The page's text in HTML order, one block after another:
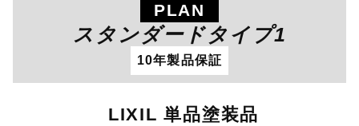
PLAN
スタンダードタイプ1
10年製品保証
LIXIL 単品塗装品